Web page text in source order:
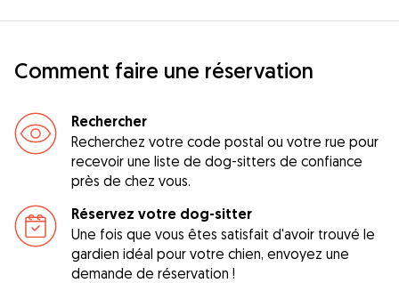
Comment faire une réservation
Rechercher
Recherchez votre code postal ou votre rue pour
recevoir une liste de dog-sitters de confiance
près de chez vous.
Réservez votre dog-sitter
Une fois que vous êtes satisfait d'avoir trouvé le
gardien idéal pour votre chien, envoyez une
demande de réservation !